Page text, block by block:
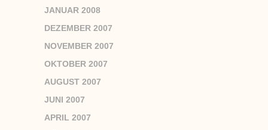
JANUAR 2008
DEZEMBER 2007
NOVEMBER 2007
OKTOBER 2007
AUGUST 2007
JUNI 2007
APRIL 2007